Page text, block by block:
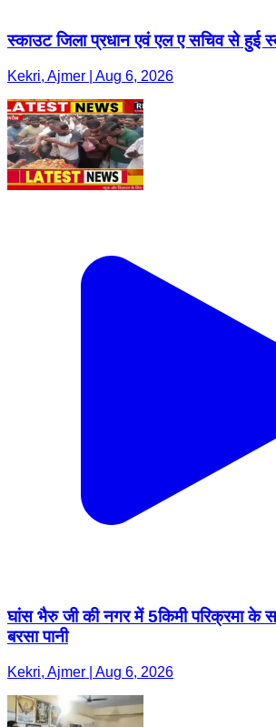
स्काउट जिला प्रधान एवं एल ए सचिव से हुई
Kekri, Ajmer | Aug 6, 2026
घांस भैरु जी की नगर में 5किमी परिक्रमा के
बरसा पानी
Kekri, Ajmer | Aug 6, 2026